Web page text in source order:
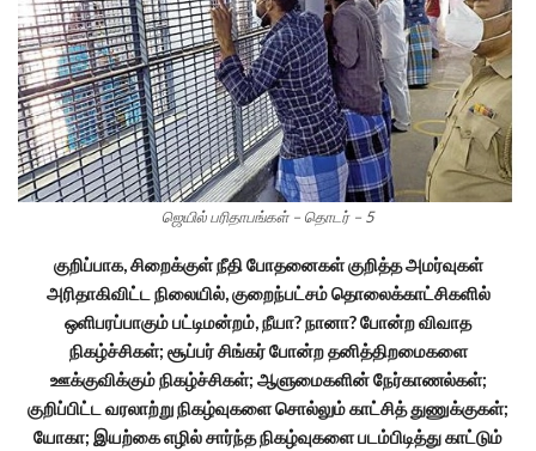
ஜெயில் பரிதாபங்கள் – தொடர் – 5
குறிப்பாக, சிறைக்குள் நீதி போதனைகள் குறித்த அமர்வுகள்
அரிதாகிவிட்ட நிலையில், குறைந்பட்சம் தொலைக்காட்சிகளில்
ஒளிபரப்பாகும் பட்டிமன்றம், நீயா? நானா? போன்ற விவாத
நிகழ்ச்சிகள்; சூப்பர் சிங்கர் போன்ற தனித்திறமைகளை
ஊக்குவிக்கும் நிகழ்ச்சிகள்; ஆளுமைகளின் நேர்காணல்கள்;
குறிப்பிட்ட வரலாற்று நிகழ்வுகளை சொல்லும் காட்சித் துணுக்குகள்;
யோகா; இயற்கை எழில் சார்ந்த நிகழ்வுகளை படம்பிடித்து காட்டும்